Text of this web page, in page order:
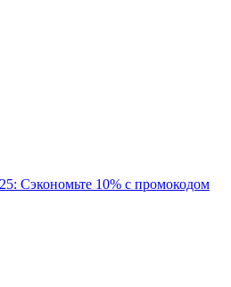
Сэкономьте 10% с промокодом